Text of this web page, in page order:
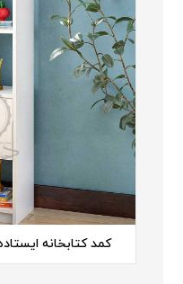
کمد کتابخانه